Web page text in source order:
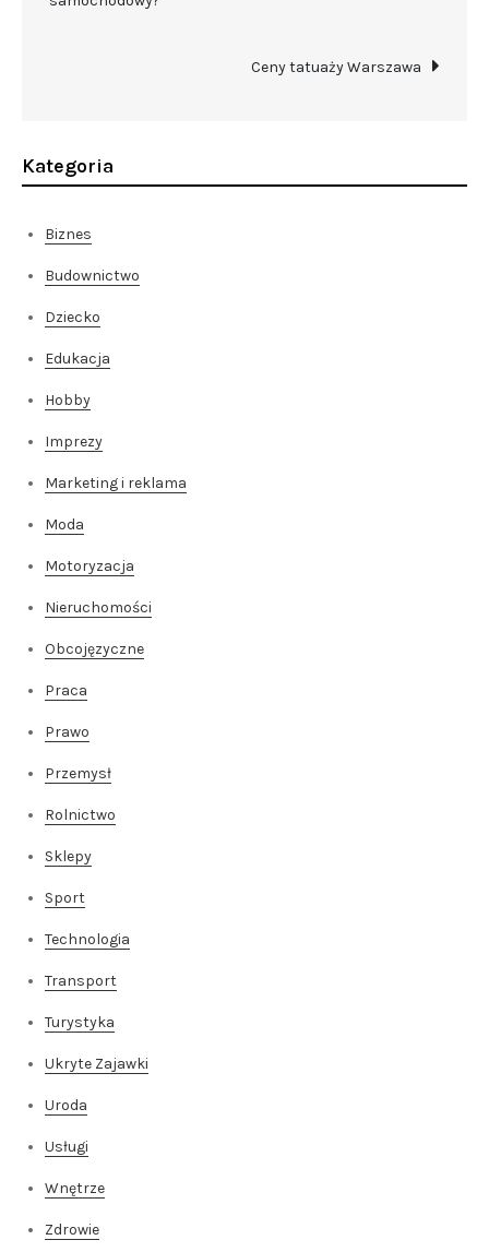
wpisu
Ceny tatuaży Warszawa
Kategoria
Biznes
Budownictwo
Dziecko
Edukacja
Hobby
Imprezy
Marketing i reklama
Moda
Motoryzacja
Nieruchomości
Obcojęzyczne
Praca
Prawo
Przemysł
Rolnictwo
Sklepy
Sport
Technologia
Transport
Turystyka
Ukryte Zajawki
Uroda
Usługi
Wnętrze
Zdrowie